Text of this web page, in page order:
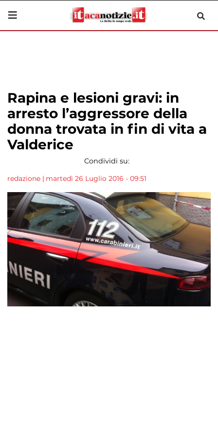
Rapina e lesioni gravi: in
arresto l’aggressore della
donna trovata in fin di vita a
Valderice
Condividi su:
redazione | martedì 26 Luglio 2016 - 09:51